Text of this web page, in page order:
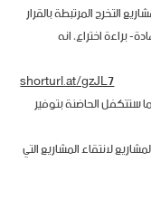
التخرج المرتبطة بالقرار
براءة اختراع، انه
shorturl.at/gzJL7
ستتكفل الحاضنة بتوفير
لانتقاء المشاريع التي